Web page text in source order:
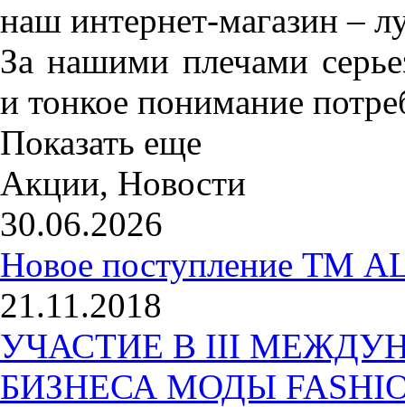
наш интернет-магазин –
За нашими плечами
и тонкое понимание
Показать еще
Акции, Новости
30.06.2026
Новое поступление ТМ
21.11.2018
УЧАСТИЕ В III
БИЗНЕСА МОДЫ